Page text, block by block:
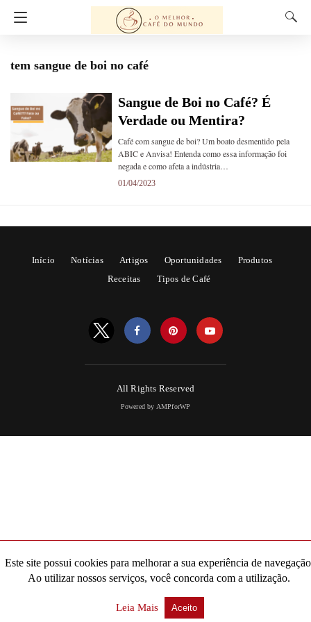
tem sangue de boi no café
Sangue de Boi no Café? É
Verdade ou Mentira?
Café com sangue de boi? Um boato desmentido pela
ABIC e Anvisa! Entenda como essa informação foi
negada e como afeta a indústria…
01/04/2023
Início Notícias Artigos Oportunidades
Produtos
Receitas
Tipos de Café
All Rights Reserved
Powered by AMPforWP
Este site possui cookies para melhorar a sua experiência de
Ao utilizar nossos serviços, você concorda com a utilização.
Leia Mais Aceito